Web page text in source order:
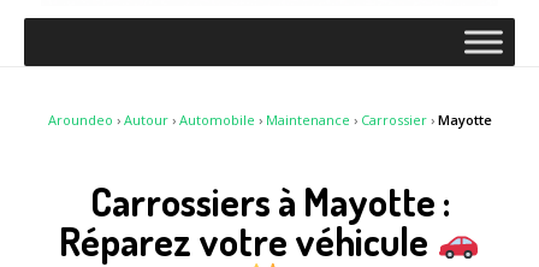
Aroundeo › Autour› Automobile › Maintenance › Carrossier› Mayotte
Carrossiers à Mayotte :
Réparez votre véhicule